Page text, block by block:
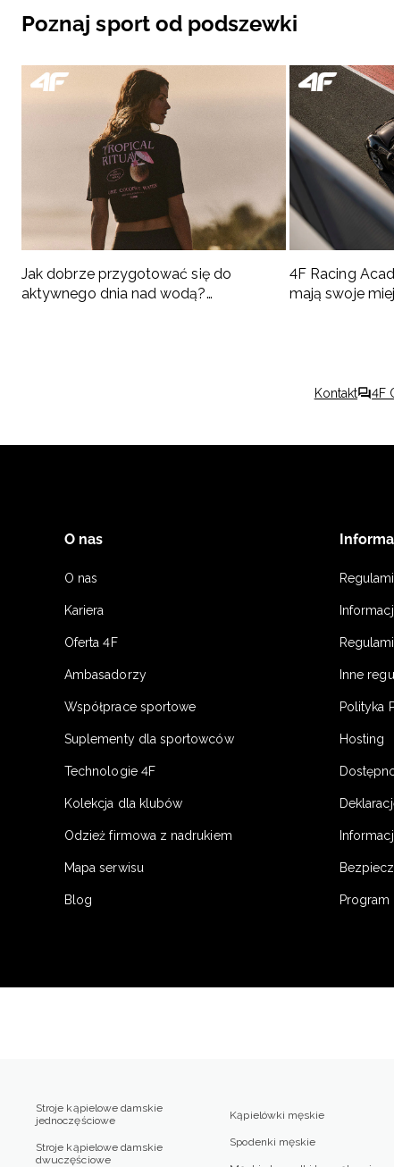
Poznaj sport od podszewki
Jak dobrze przygotować się do
aktywnego dnia nad wodą?
4F Racing
mają swoje
Kontakt 4F
O nas
O nas
Kariera
Oferta 4F
Ambasadorzy
Współprace sportowe
Suplementy dla sportowców
Technologie 4F
Kolekcja dla klubów
Odzież firmowa z nadrukiem
Mapa serwisu
Blog
Inne
Polityka
Hosting
Stroje kąpielowe damskie
jednoczęściowe
Stroje kąpielowe damskie
dwuczęściowe
Kąpielówki męskie
Spodenki męskie